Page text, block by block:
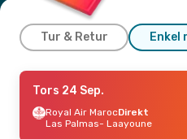
Tur & Retur Enkel
Fre 30 Okt.- Mån 2 Nov.
Iberia 2 Mellanlandningar
Köpenhamn- Laayoune
Tors 24 Sep.
Royal Air MarocDirekt
Las Palmas- Laayoune